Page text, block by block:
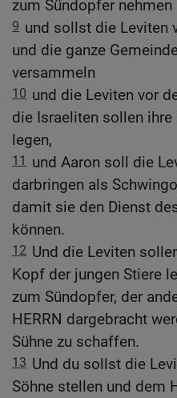
zum Sündopfer nehmen
9 und sollst die Leviten
und die ganze
versammeln
10 und die Leviten vor
die Israeliten sollen
legen,
11
und Aaron soll die
darbringen als
damit sie den Dienst
können.
12 Und die Leviten
Kopf der jungen Stiere
zum Sündopfer, der
HERRN dargebracht
Sühne zu schaffen.
13 Und du sollst die
Söhne stellen und dem